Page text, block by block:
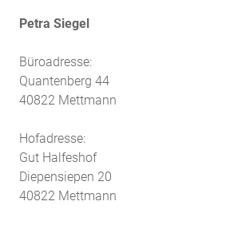
Petra Siegel
Büroadresse:
Quantenberg 44
40822 Mettmann
Hofadresse:
Gut Halfeshof
Diepensiepen 20
40822 Mettmann